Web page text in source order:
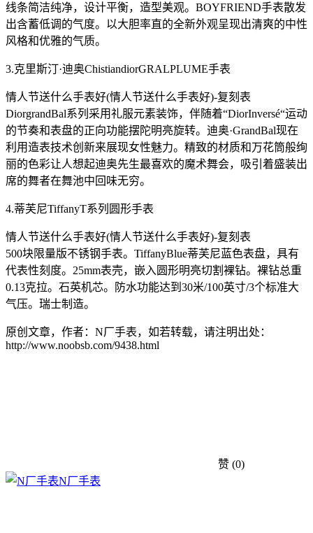
线条简洁纯净，设计平衡，造型美观。BOYFRIEND手表散发
出含蓄低调的气度。以大胆率直的全新外观呈现出清爽的中性
风格和优雅的气质。
3.克里斯汀·迪奥ChistiandiorGRALPLUME手表
情人节送什么手表好(情人节送什么手表好)-复刻表
DiorgrandBal系列采用礼服元素装饰，伴随着“DiorInversé“运动
的节奏和表盘的正向功能摆陀明亮旋转。迪奥·GrandBal现在
利用造表技术创新来展现女性魅力。精致的材质和万花筒般绚
丽的色彩让人想起迪奥先生最喜欢的魔术舞会，吸引着盛装出
席的舞者在舞池中回味无穷。
4.蒂芙尼TiffanyT系列圆形手表
情人节送什么手表好(情人节送什么手表好)-复刻表
500块限量版不锈钢手表。TiffanyBlue蒂芙尼蓝色表盘，具有
代表性刻度。25mm表壳，嵌入圆形明亮切割裸钻。裸钻总重
0.13克拉。石英机芯。防水功能达到30米/100英寸/3个标准大
气压。瑞士制造。
原创文章，作者：N厂手表，如若转载，请注明出处：
http://www.noobsb.com/9438.html
赞 (0)
N厂手表